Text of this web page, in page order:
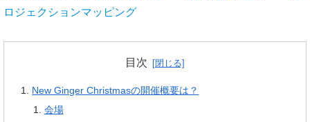
ロジェクションマッピング
目次
New Ginger Christmasの開催概要は？
会場